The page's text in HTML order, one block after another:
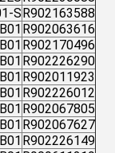
R902163588
S
R902063616
R902170496
R902226290
R902011923
R902226012
R902067805
R902067627
R902226149